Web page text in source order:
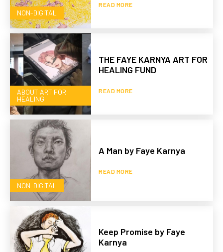
NON-DIGITAL
READ MORE
ABOUT ART FOR
HEALING
THE FAYE KARNYA ART FOR
HEALING FUND
READ MORE
NON-DIGITAL
A Man by Faye Karnya
READ MORE
Keep Promise by Faye
Karnya